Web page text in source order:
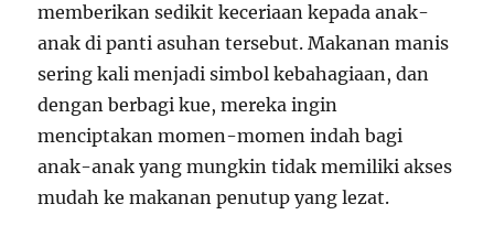
memberikan sedikit keceriaan kepada anak-
anak di panti asuhan tersebut. Makanan manis
sering kali menjadi simbol kebahagiaan, dan
dengan berbagi kue, mereka ingin
menciptakan momen-momen indah bagi
anak-anak yang mungkin tidak memiliki akses
mudah ke makanan penutup yang lezat.